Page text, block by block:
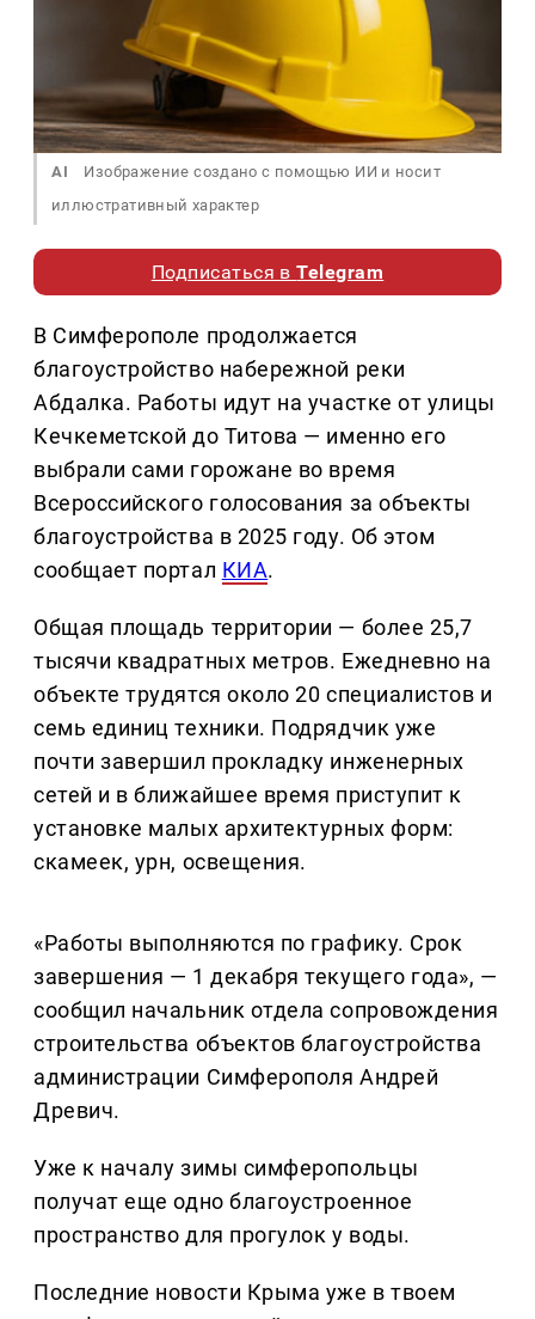
AI
Изображение создано с помощью ИИ и носит
иллюстративный характер
Подписаться вTelegram
В Симферополе продолжается
благоустройство набережной реки
Абдалка. Работы идут на участке от улицы
Кечкеметской до Титова — именно его
выбрали сами горожане во время
Всероссийского голосования за объекты
благоустройства в 2025 году. Об этом
сообщает портал КИА.
Общая площадь территории — более 25,7
тысячи квадратных метров. Ежедневно на
объекте трудятся около 20 специалистов и
семь единиц техники. Подрядчик уже
почти завершил прокладку инженерных
сетей и в ближайшее время приступит к
установке малых архитектурных форм:
скамеек, урн, освещения.
«Работы выполняются по графику. Срок
завершения — 1 декабря текущего года», —
сообщил начальник отдела сопровождения
строительства объектов благоустройства
администрации Симферополя Андрей
Древич.
Уже к началу зимы симферопольцы
получат еще одно благоустроенное
пространство для прогулок у воды.
Последние новости Крыма уже в твоем